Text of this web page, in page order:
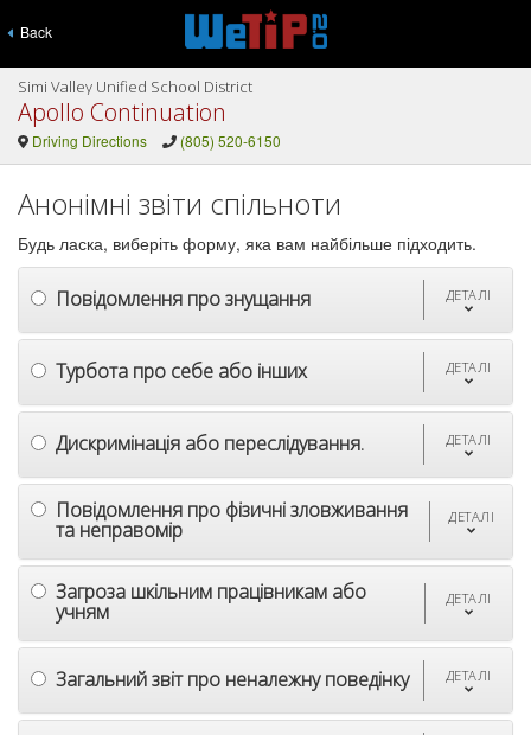
Back
Simi Valley Unified School District
Apollo Continuation
Driving Directions (805) 520-6150
Анонімні звіти спільноти
Будь ласка, виберіть форму, яка вам найбільше підходить.
Повідомлення про знущання ДЕТАЛІ
Турбота про себе або інших ДЕТАЛІ
Дискримінація або переслідування. ДЕТАЛІ
Повідомлення про фізичні зловживання
та неправомір
ДЕТАЛІ
Загроза шкільним працівникам або
учням
ДЕТАЛІ
Загальний звіт про неналежну поведінку ДЕТАЛІ